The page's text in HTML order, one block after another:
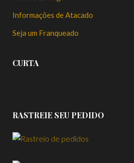
Informações de Atacado
Seja um Franqueado
CURTA
RASTREIE SEU PEDIDO